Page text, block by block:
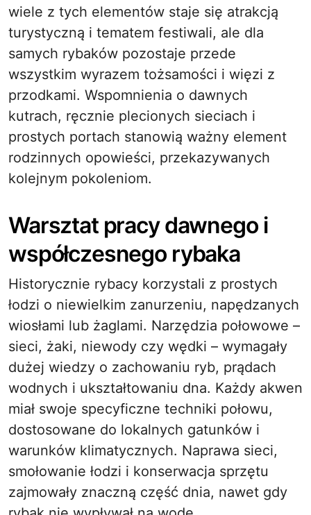
wiele z tych elementów staje się atrakcją
turystyczną i tematem festiwali, ale dla
samych rybaków pozostaje przede
wszystkim wyrazem tożsamości i więzi z
przodkami. Wspomnienia o dawnych
kutrach, ręcznie plecionych sieciach i
prostych portach stanowią ważny element
rodzinnych opowieści, przekazywanych
kolejnym pokoleniom.
Warsztat pracy dawnego i
współczesnego rybaka
Historycznie rybacy korzystali z prostych
łodzi o niewielkim zanurzeniu, napędzanych
wiosłami lub żaglami. Narzędzia połowowe –
sieci, żaki, niewody czy wędki – wymagały
dużej wiedzy o zachowaniu ryb, prądach
wodnych i ukształtowaniu dna. Każdy akwen
miał swoje specyficzne techniki połowu,
dostosowane do lokalnych gatunków i
warunków klimatycznych. Naprawa sieci,
smołowanie łodzi i konserwacja sprzętu
zajmowały znaczną część dnia, nawet gdy